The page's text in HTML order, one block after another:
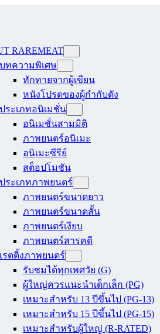
RAREMEAT
บทความพิเศษ
ทักทายจากผู้เขียน
หนังโปรดของผู้กำกับดัง
ประเภทอนิเมชั่น
อนิเมชั่นสามมิติ
ภาพยนตร์อนิเมะ
อนิเมะซีรีย์
สต็อปโมชัน
ประเภทภาพยนตร์
ภาพยนตร์ขนาดยาว
ภาพยนตร์ขนาดสั้น
ภาพยนตร์เงียบ
ภาพยนตร์สารคดี
เรตติ้งภาพยนตร์
รับชมได้ทุกเพศวัย (G)
ผู้ใหญ่ควรแนะนำเด็กเล็ก (PG)
เหมาะสำหรับ 13 ปีขึ้นไป (PG-13)
เหมาะสำหรับ 15 ปีขึ้นไป (PG-15)
เหมาะสำหรับผู้ใหญ่ (R-RATED)